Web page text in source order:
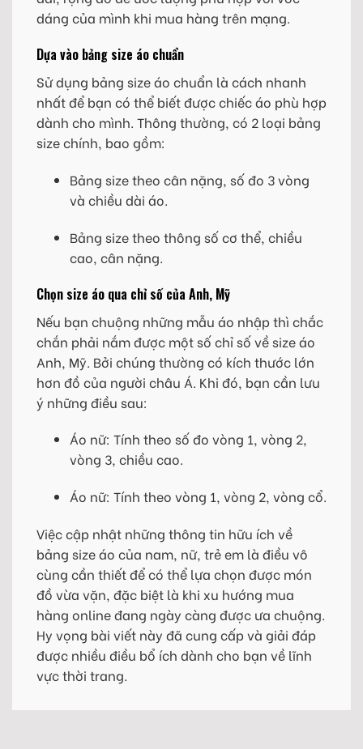
dáng của mình khi mua hàng trên mạng.
Dựa vào bảng size áo chuẩn
Sử dụng bảng size áo chuẩn là cách nhanh
nhất để bạn có thể biết được chiếc áo phù hợp
dành cho mình. Thông thường, có 2 loại bảng
size chính, bao gồm:
Bảng size theo cân nặng, số đo 3 vòng
và chiều dài áo.
Bảng size theo thông số cơ thể, chiều
cao, cân nặng.
Chọn size áo qua chỉ số của Anh, Mỹ
Nếu bạn chuộng những mẫu áo nhập thì chắc
chắn phải nắm được một số chỉ số về size áo
Anh, Mỹ. Bởi chúng thường có kích thước lớn
hơn đồ của người châu Á. Khi đó, bạn cần lưu
ý những điều sau:
Áo nữ: Tính theo số đo vòng 1, vòng 2,
vòng 3, chiều cao.
Áo nữ: Tính theo vòng 1, vòng 2, vòng cổ.
Việc cập nhật những thông tin hữu ích về
bảng size áo của nam, nữ, trẻ em là điều vô
cùng cần thiết để có thể lựa chọn được món
đồ vừa vặn, đặc biệt là khi xu hướng mua
hàng online đang ngày càng được ưa chuộng.
Hy vọng bài viết này đã cung cấp và giải đáp
được nhiều điều bổ ích dành cho bạn về lĩnh
vực thời trang.